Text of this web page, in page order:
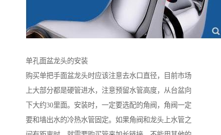
单孔面盆龙头的安装
购买单把手面盆龙头时应该注意去水口直径，目前市场
上大部分都是硬管进水，注意预留水管高度，从台盆向
下大约30里面。安装时，一定要选配的角阀，角阀一定
要和墙出水的冷热水管固定。如果角阀和龙头上水管之